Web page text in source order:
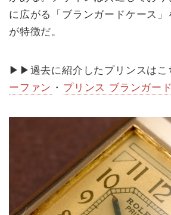
に広がる「ブランガードケース
が特徴だ。
▶︎▶︎過去に紹介したプリンスは
ーファン ・ プリンス ブランガー